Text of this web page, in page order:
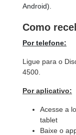
Android).
Como
Por telefone:
Ligue para o
4500.
Por aplicativo:
Acesse a
tablet
Baixe o